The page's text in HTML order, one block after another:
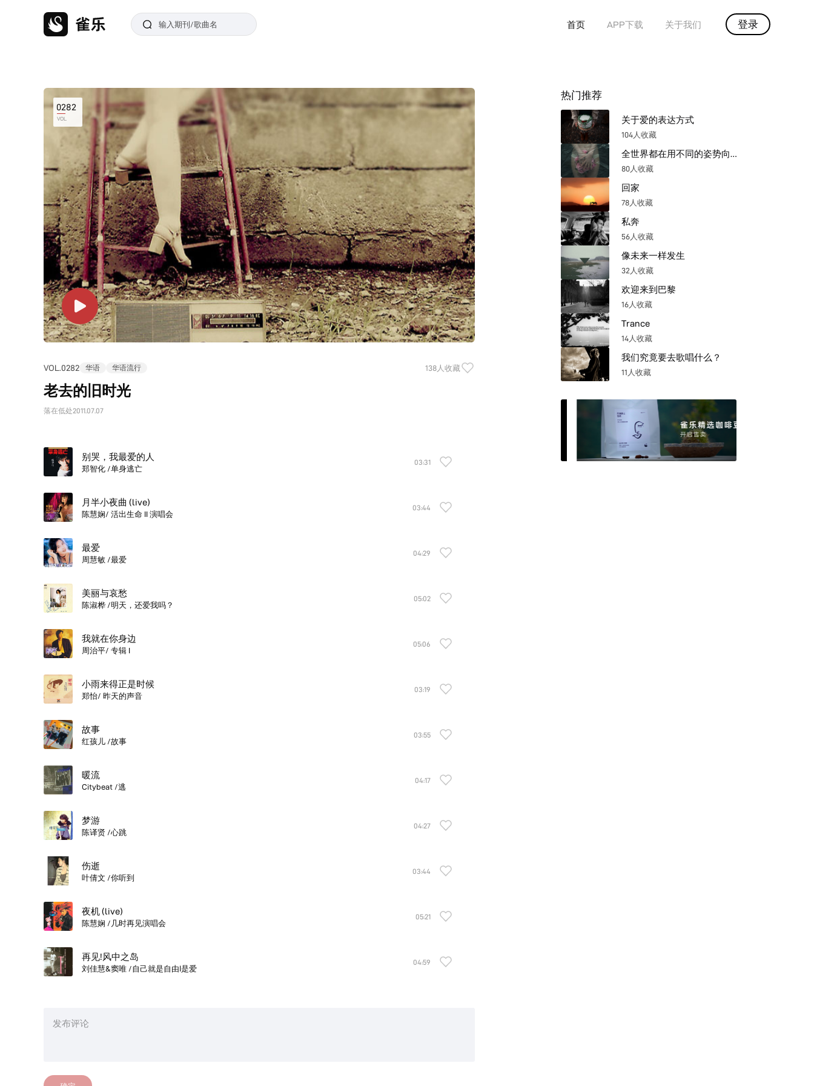
首页 APP下载 关于我们 登录
0282
VOL
VOL.0282 华语 华语流行 138人收藏
老去的旧时光
落在低处2011.07.07
别哭，我最爱的人
郑智化 /单身逃亡
03:31
月半小夜曲 (live)
陈慧娴/ 活出生命 II 演唱会
03:44
最爱
周慧敏 /最爱
04:29
美丽与哀愁
陈淑桦 /明天，还爱我吗？
05:02
我就在你身边
周治平/ 专辑 I
05:06
小雨来得正是时候
郑怡/ 昨天的声音
03:19
故事
红孩儿 /故事
03:55
暖流
Citybeat /逃
04:17
梦游
陈译贤 /心跳
04:27
伤逝
叶倩文 /你听到
03:44
夜机 (live)
陈慧娴 /几时再见演唱会
05:21
再见!风中之岛
刘佳慧&窦唯 /自己就是自由Ⅰ是爱
04:59
热门推荐
关于爱的表达方式
104人收藏
全世界都在用不同的姿势向内坠落
80人收藏
回家
78人收藏
私奔
56人收藏
像未来一样发生
32人收藏
欢迎来到巴黎
16人收藏
Trance
14人收藏
我们究竟要去歌唱什么？
11人收藏